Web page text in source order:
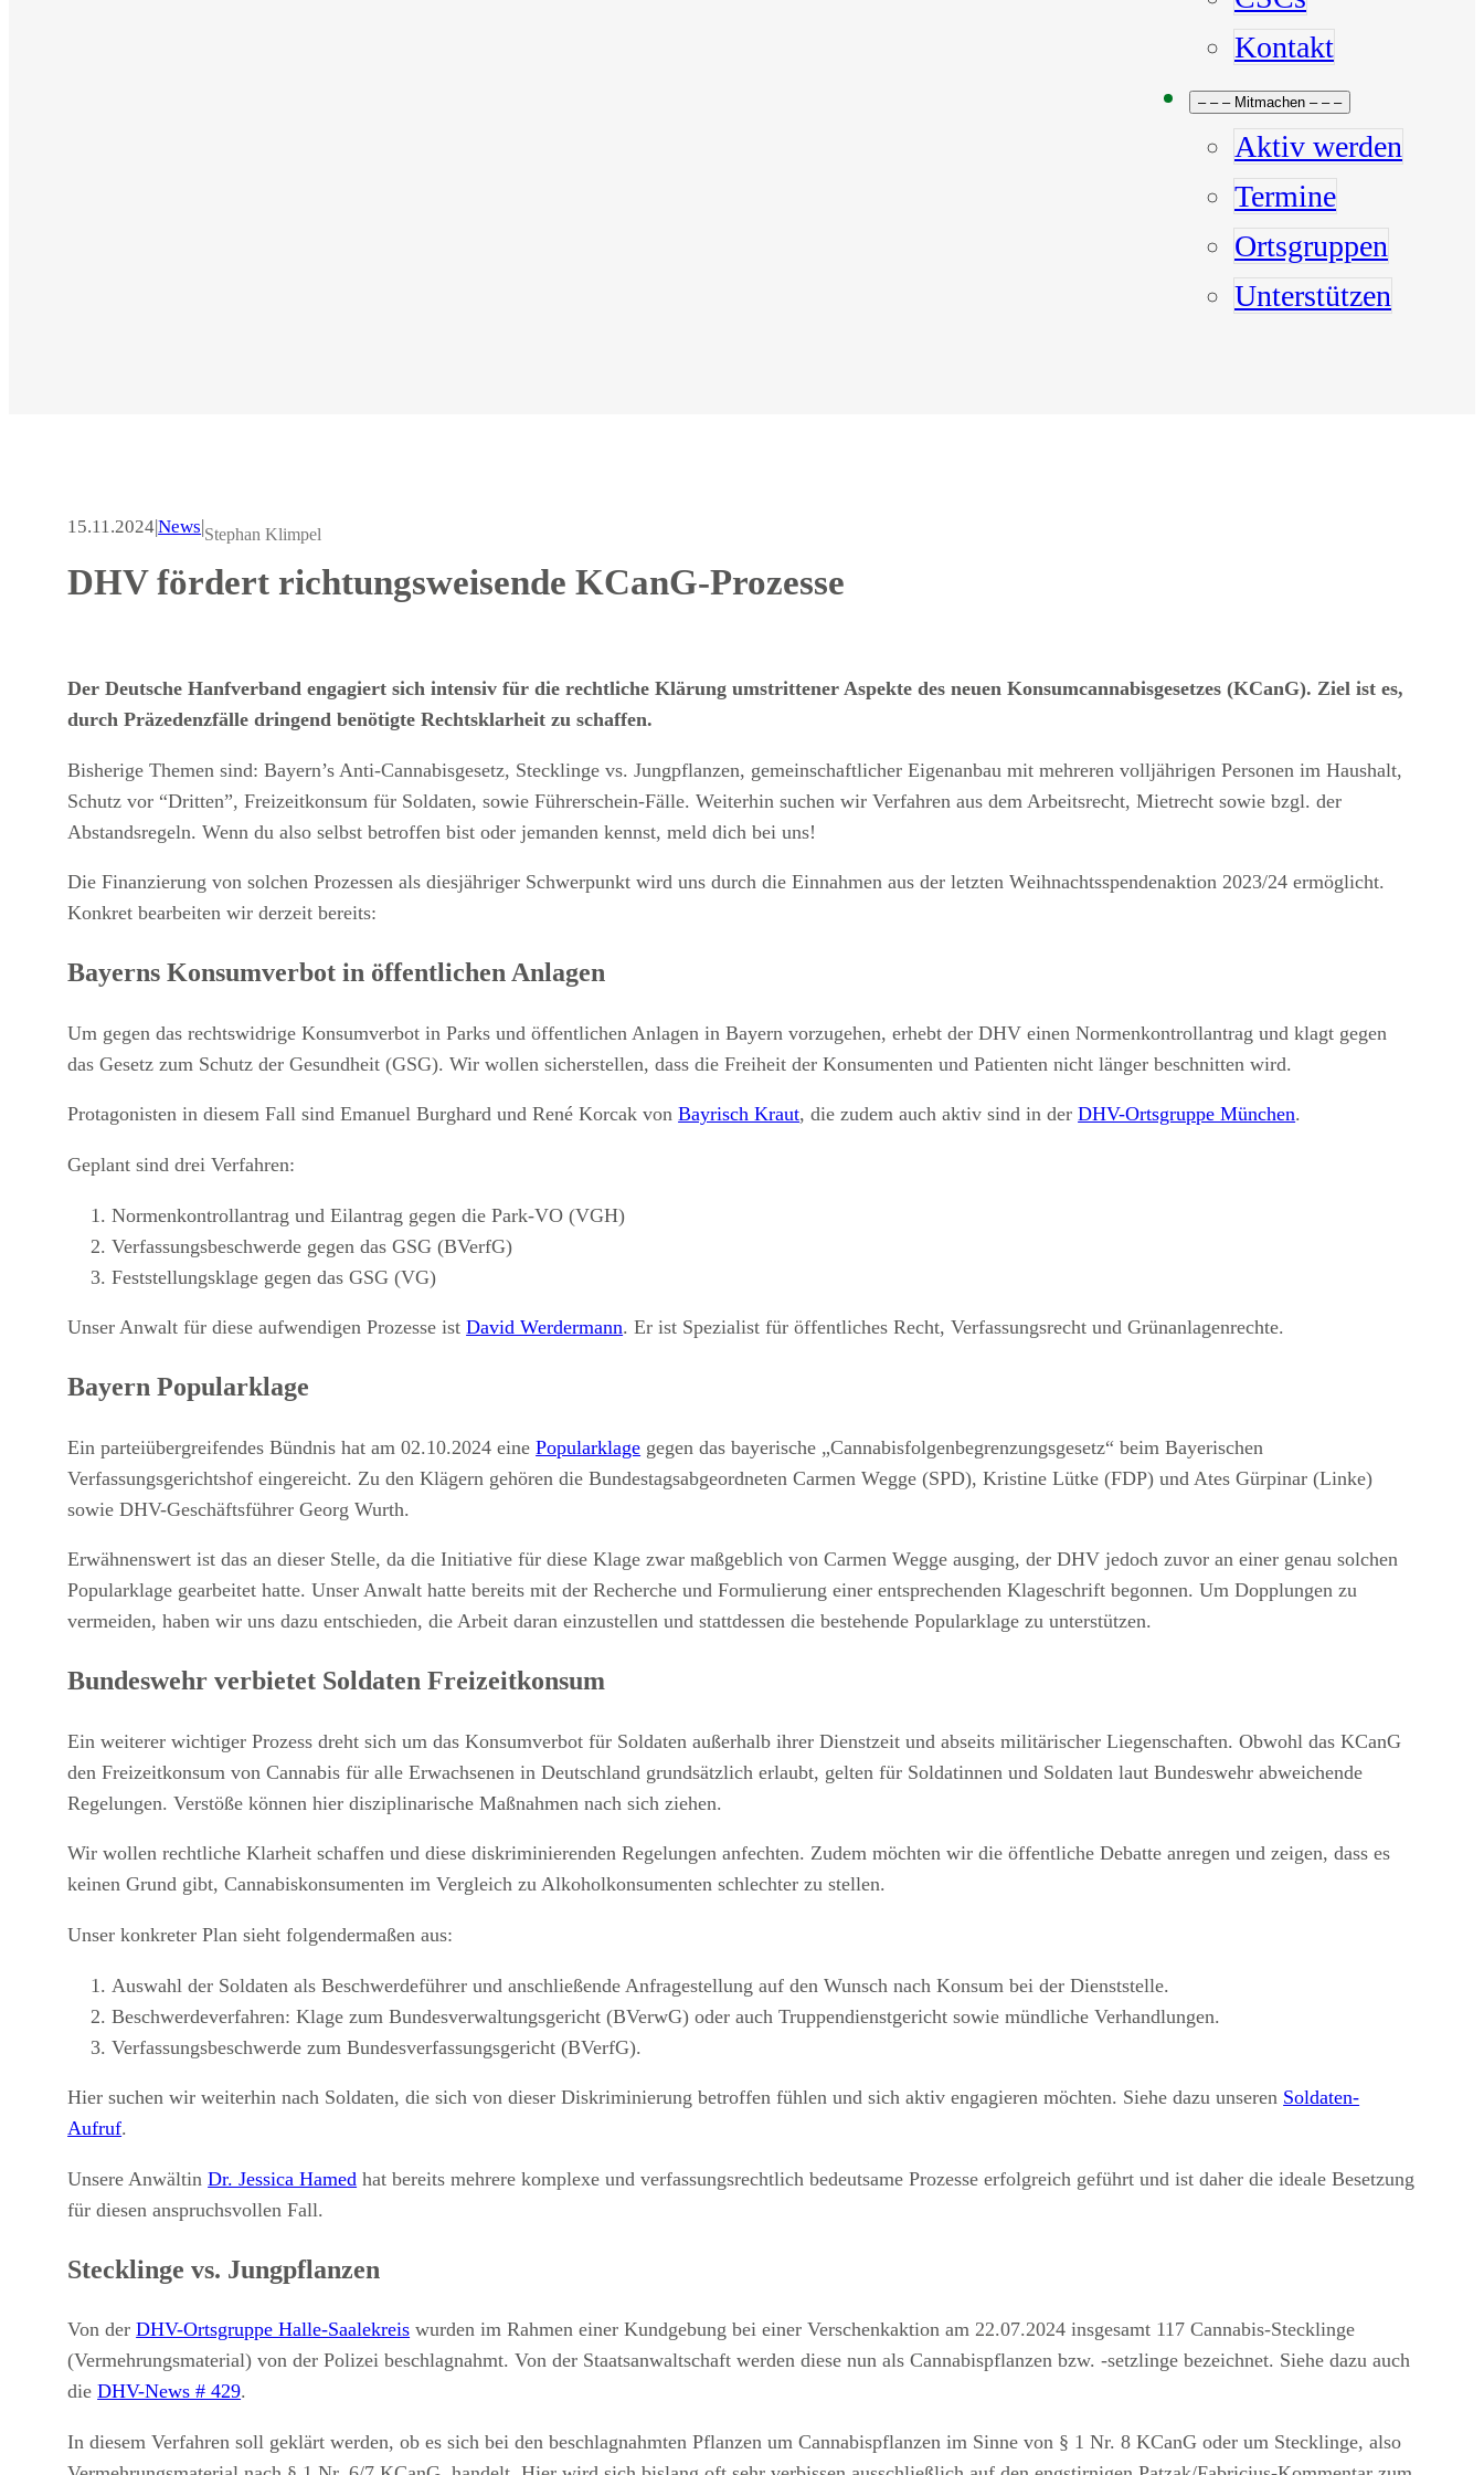
Kontakt
– – – Mitmachen – – –
Aktiv werden
Termine
Ortsgruppen
Unterstützen
15.11.2024|News|Stephan Klimpel
DHV fördert richtungsweisende KCanG-Prozesse
Der Deutsche Hanfverband engagiert sich intensiv für die rechtliche Klärung umstrittener Aspekte des neuen Konsumcannabisgesetzes (KCanG). Ziel ist es,
durch Präzedenzfälle dringend benötigte Rechtsklarheit zu schaffen.
Bisherige Themen sind: Bayern’s Anti-Cannabisgesetz, Stecklinge vs. Jungpflanzen, gemeinschaftlicher Eigenanbau mit mehreren volljährigen Personen im Haushalt,
Schutz vor “Dritten”, Freizeitkonsum für Soldaten, sowie Führerschein-Fälle. Weiterhin suchen wir Verfahren aus dem Arbeitsrecht, Mietrecht sowie bzgl. der
Abstandsregeln. Wenn du also selbst betroffen bist oder jemanden kennst, meld dich bei uns!
Die Finanzierung von solchen Prozessen als diesjähriger Schwerpunkt wird uns durch die Einnahmen aus der letzten Weihnachtsspendenaktion 2023/24 ermöglicht.
Konkret bearbeiten wir derzeit bereits:
Bayerns Konsumverbot in öffentlichen Anlagen
Um gegen das rechtswidrige Konsumverbot in Parks und öffentlichen Anlagen in Bayern vorzugehen, erhebt der DHV einen Normenkontrollantrag und klagt gegen
das Gesetz zum Schutz der Gesundheit (GSG). Wir wollen sicherstellen, dass die Freiheit der Konsumenten und Patienten nicht länger beschnitten wird.
Protagonisten in diesem Fall sind Emanuel Burghard und René Korcak vonBayrisch Kraut, die zudem auch aktiv sind in derDHV-Ortsgruppe München.
Geplant sind drei Verfahren:
Normenkontrollantrag und Eilantrag gegen die Park-VO (VGH)
Verfassungsbeschwerde gegen das GSG (BVerfG)
Feststellungsklage gegen das GSG (VG)
Unser Anwalt für diese aufwendigen Prozesse istDavid Werdermann. Er ist Spezialist für öffentliches Recht, Verfassungsrecht und Grünanlagenrechte.
Bayern Popularklage
Ein parteiübergreifendes Bündnis hat am 02.10.2024 einePopularklage gegen das bayerische „Cannabisfolgenbegrenzungsgesetz“ beim Bayerischen
Verfassungsgerichtshof eingereicht. Zu den Klägern gehören die Bundestagsabgeordneten Carmen Wegge (SPD), Kristine Lütke (FDP) und Ates Gürpinar (Linke)
sowie DHV-Geschäftsführer Georg Wurth.
Erwähnenswert ist das an dieser Stelle, da die Initiative für diese Klage zwar maßgeblich von Carmen Wegge ausging, der DHV jedoch zuvor an einer genau solchen
Popularklage gearbeitet hatte. Unser Anwalt hatte bereits mit der Recherche und Formulierung einer entsprechenden Klageschrift begonnen. Um Dopplungen zu
vermeiden, haben wir uns dazu entschieden, die Arbeit daran einzustellen und stattdessen die bestehende Popularklage zu unterstützen.
Bundeswehr verbietet Soldaten Freizeitkonsum
Ein weiterer wichtiger Prozess dreht sich um das Konsumverbot für Soldaten außerhalb ihrer Dienstzeit und abseits militärischer Liegenschaften. Obwohl das KCanG
den Freizeitkonsum von Cannabis für alle Erwachsenen in Deutschland grundsätzlich erlaubt, gelten für Soldatinnen und Soldaten laut Bundeswehr abweichende
Regelungen. Verstöße können hier disziplinarische Maßnahmen nach sich ziehen.
Wir wollen rechtliche Klarheit schaffen und diese diskriminierenden Regelungen anfechten. Zudem möchten wir die öffentliche Debatte anregen und zeigen, dass es
keinen Grund gibt, Cannabiskonsumenten im Vergleich zu Alkoholkonsumenten schlechter zu stellen.
Unser konkreter Plan sieht folgendermaßen aus:
Auswahl der Soldaten als Beschwerdeführer und anschließende Anfragestellung auf den Wunsch nach Konsum bei der Dienststelle.
Beschwerdeverfahren: Klage zum Bundesverwaltungsgericht (BVerwG) oder auch Truppendienstgericht sowie mündliche Verhandlungen.
Verfassungsbeschwerde zum Bundesverfassungsgericht (BVerfG).
Hier suchen wir weiterhin nach Soldaten, die sich von dieser Diskriminierung betroffen fühlen und sich aktiv engagieren möchten. Siehe dazu unseren Soldaten-
Aufruf.
Unsere AnwältinDr. Jessica Hamed hat bereits mehrere komplexe und verfassungsrechtlich bedeutsame Prozesse erfolgreich geführt und ist daher die ideale Besetzung
für diesen anspruchsvollen Fall.
Stecklinge vs. Jungpflanzen
Von derDHV-Ortsgruppe Halle-Saalekreis wurden im Rahmen einer Kundgebung bei einer Verschenkaktion am 22.07.2024 insgesamt 117 Cannabis-Stecklinge
(Vermehrungsmaterial) von der Polizei beschlagnahmt. Von der Staatsanwaltschaft werden diese nun als Cannabispflanzen bzw. -setzlinge bezeichnet. Siehe dazu auch
dieDHV-News # 429.
In diesem Verfahren soll geklärt werden, ob es sich bei den beschlagnahmten Pflanzen um Cannabispflanzen im Sinne von § 1 Nr. 8 KCanG oder um Stecklinge, also